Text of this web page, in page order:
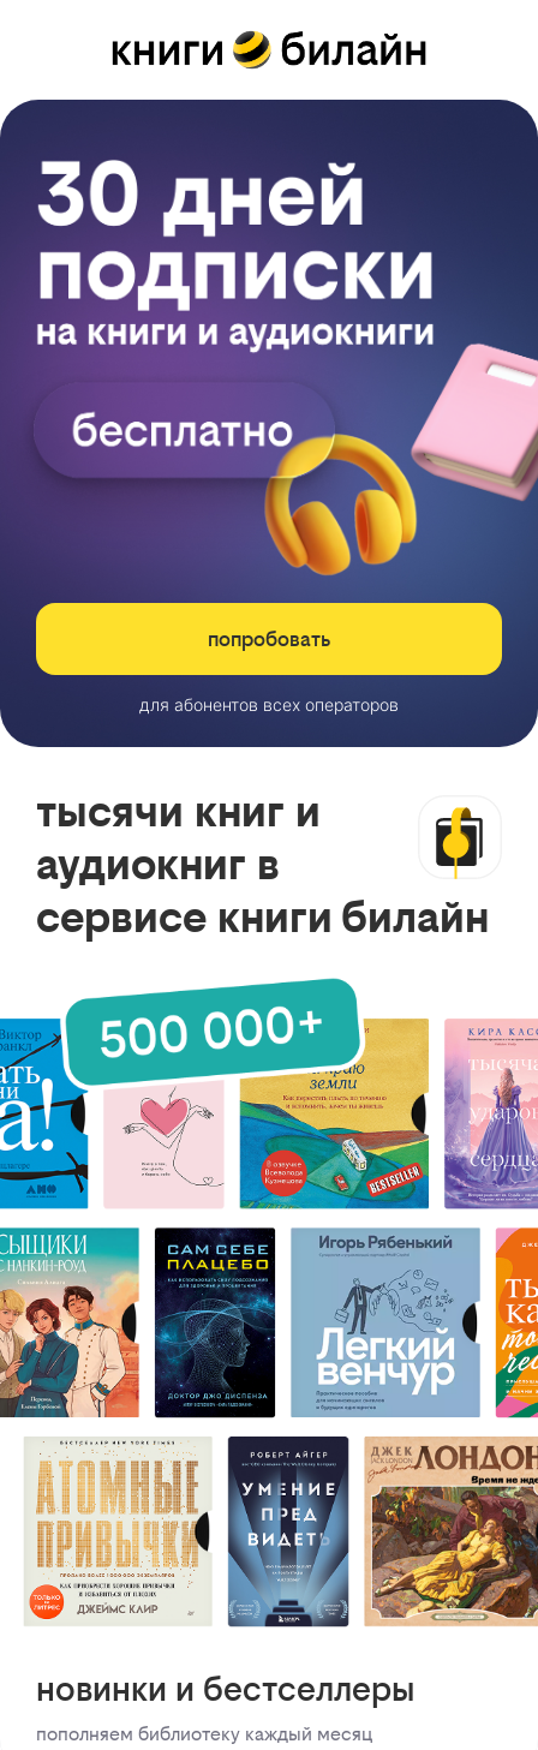
попробовать
для абонентов всех операторов
тысячи книг и
аудиокниг в
сервисе книги билайн
новинки и бестселлеры
пополняем библиотеку каждый месяц